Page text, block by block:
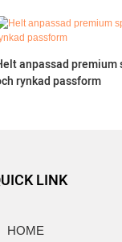
anpassad
rynkad passform
LINK
HOME